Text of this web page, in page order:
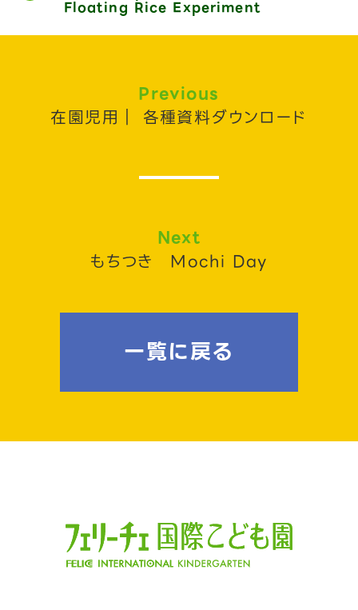
Floating Rice Experiment
Previous
在園児用｜ 各種資料ダウンロード
一覧に戻る
Next
もちつき Mochi Day